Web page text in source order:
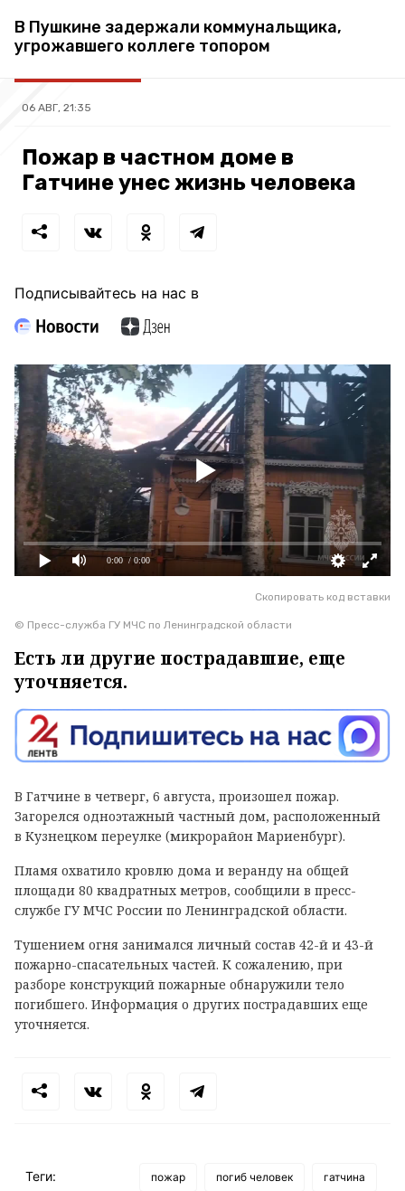
В Пушкине задержали коммунальщика,
угрожавшего коллеге топором
06 АВГ, 21:35
Пожар в частном доме в
Гатчине унес жизнь человека
Подписывайтесь на нас в
0:00 / 0:00
Скопировать код вставки
© Пресс-служба ГУ МЧС по Ленинградской области
Есть ли другие пострадавшие, еще
уточняется.
В Гатчине в четверг, 6 августа, произошел пожар.
Загорелся одноэтажный частный дом, расположенный
в Кузнецком переулке (микрорайон Мариенбург).
Пламя охватило кровлю дома и веранду на общей
площади 80 квадратных метров, сообщили в пресс-
службе ГУ МЧС России по Ленинградской области.
Тушением огня занимался личный состав 42-й и 43-й
пожарно-спасательных частей. К сожалению, при
разборе конструкций пожарные обнаружили тело
погибшего. Информация о других пострадавших еще
уточняется.
Теги: пожар погиб человек гатчина